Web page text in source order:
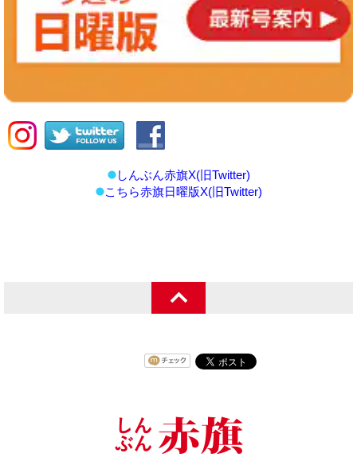
しんぶん赤旗X(旧Twitter)
こちら赤旗日曜版X(旧Twitter)